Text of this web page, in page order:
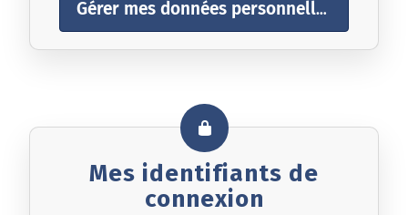
Gérer mes données personnelles optionnelles
Mes identifiants de
connexion